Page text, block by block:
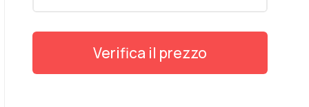
Verifica il prezzo